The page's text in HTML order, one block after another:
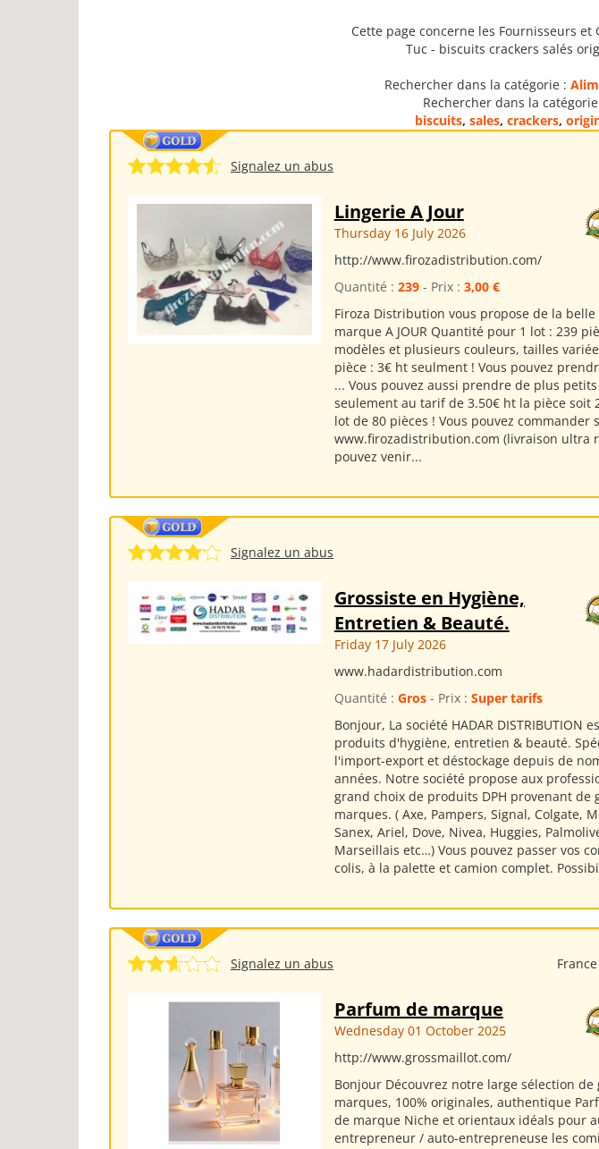
Cette page concerne les Fournisseurs et
Tuc - biscuits crackers salés
Rechercher dans la catégorie :
Rechercher dans la
biscuits, sales, crackers,
Signalez un abus
Lingerie A Jour
Thursday 16 July 2026
http://www.firozadistribution.com/
Quantité : 239- Prix : 3,00 €
Firoza Distribution vous propose de la
marque A JOUR Quantité pour 1 lot : 239
modèles et plusieurs couleurs, tailles
pièce : 3€ ht seulment ! Vous pouvez
... Vous pouvez aussi prendre de plus
seulement au tarif de 3.50€ ht la pièce soit
lot de 80 pièces ! Vous pouvez commander
www.firozadistribution.com (livraison ultra
pouvez venir...
Signalez un abus
Grossiste en Hygiène,
Entretien & Beauté.
Friday 17 July 2026
www.hadardistribution.com
Quantité : Gros- Prix : Super tarifs
Bonjour, La société HADAR DISTRIBUTION
produits d'hygiène, entretien & beauté.
l'import-export et déstockage depuis de
années. Notre société propose aux
grand choix de produits DPH provenant de
marques. ( Axe, Pampers, Signal, Colgate,
Sanex, Ariel, Dove, Nivea, Huggies,
Marseillais etc…) Vous pouvez passer vos
colis, à la palette et camion complet.
France
Signalez un abus
Parfum de marque
Wednesday 01 October 2025
http://www.grossmaillot.com/
Bonjour Découvrez notre large sélection de
marques, 100% originales, authentique
de marque Niche et orientaux idéals pour
entrepreneur / auto-entrepreneuse les